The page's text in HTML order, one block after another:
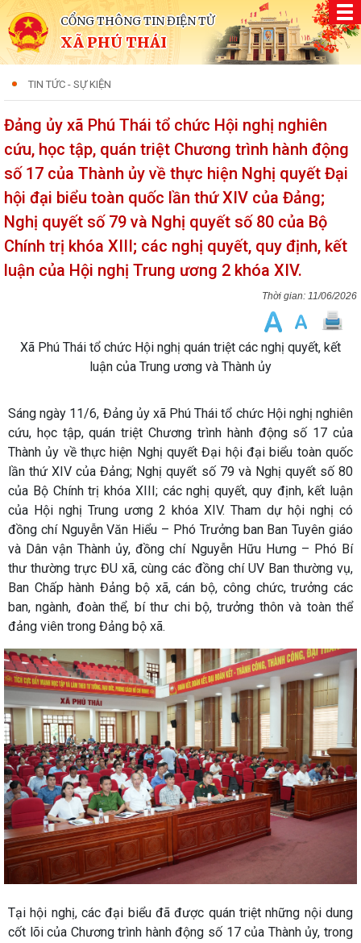
CỔNG THÔNG TIN ĐIỆN TỬ
XÃ PHÚ THÁI
TIN TỨC - SỰ KIỆN
Đảng ủy xã Phú Thái tổ chức Hội nghị nghiên
cứu, học tập, quán triệt Chương trình hành động
số 17 của Thành ủy về thực hiện Nghị quyết Đại
hội đại biểu toàn quốc lần thứ XIV của Đảng;
Nghị quyết số 79 và Nghị quyết số 80 của Bộ
Chính trị khóa XIII; các nghị quyết, quy định, kết
luận của Hội nghị Trung ương 2 khóa XIV.
11/06/2026
Xã Phú Thái tổ chức Hội nghị quán triệt các nghị quyết, kết
luận của Trung ương và Thành ủy
Sáng ngày 11/6, Đảng ủy xã Phú Thái tổ chức Hội nghị nghiên
cứu, học tập, quán triệt Chương trình hành động số 17 của
Thành ủy về thực hiện Nghị quyết Đại hội đại biểu toàn quốc
lần thứ XIV của Đảng; Nghị quyết số 79 và Nghị quyết số 80
của Bộ Chính trị khóa XIII; các nghị quyết, quy định, kết luận
của Hội nghị Trung ương 2 khóa XIV. Tham dự hội nghị có
đồng chí Nguyễn Văn Hiểu – Phó Trưởng ban Ban Tuyên giáo
và Dân vận Thành ủy, đồng chí Nguyễn Hữu Hưng – Phó Bí
thư thường trực ĐU xã, cùng các đồng chí UV Ban thường vụ,
Ban Chấp hành Đảng bộ xã, cán bộ, công chức, trưởng các
ban, ngành, đoàn thể, bí thư chi bộ, trưởng thôn và toàn thể
đảng viên trong Đảng bộ xã.
Tại hội nghị, các đại biểu đã được quán triệt những nội dung
cốt lõi của Chương trình hành động số 17 của Thành ủy, trong